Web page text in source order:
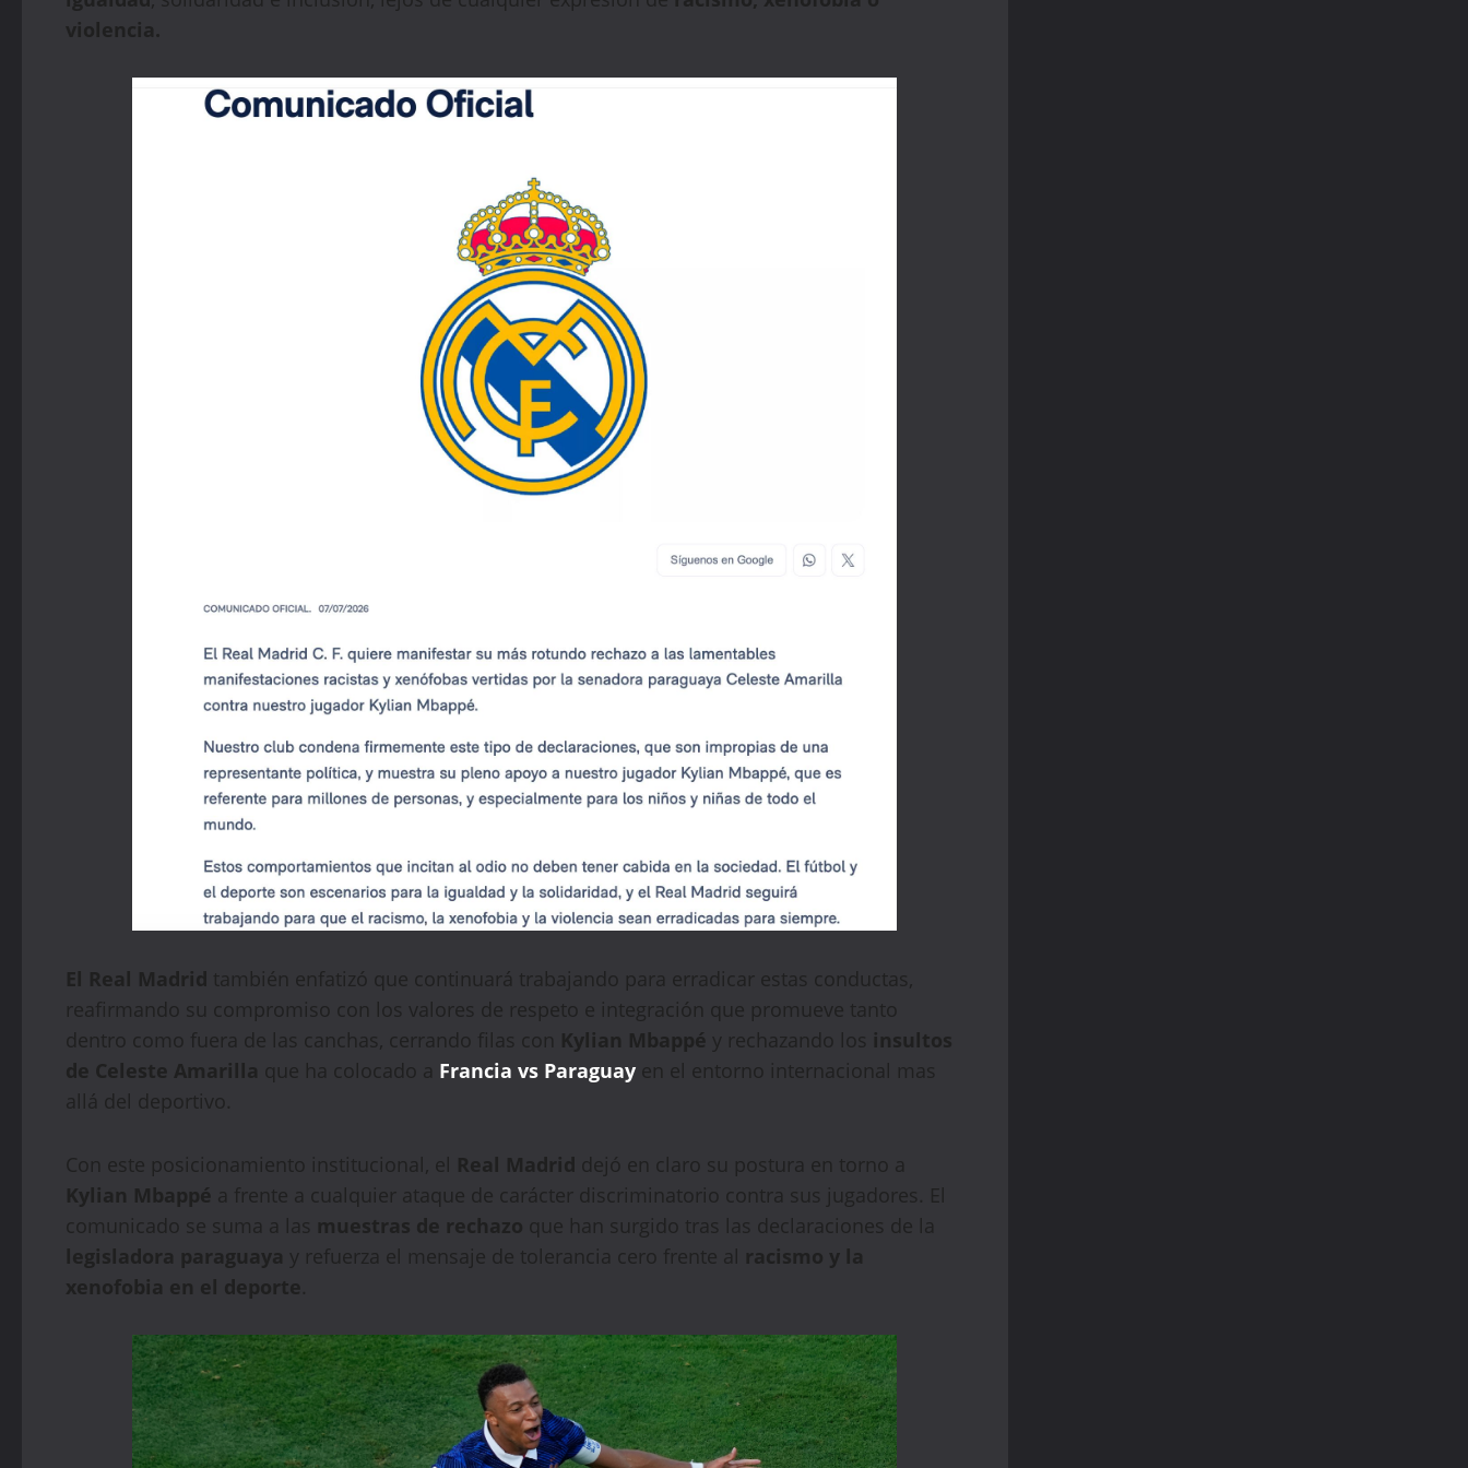
violencia.
El Real Madrid también enfatizó que continuará trabajando para erradicar estas conductas,
reafirmando su compromiso con los valores de respeto e integración que promueve tanto
dentro como fuera de las canchas, cerrando filas con Kylian Mbappé y rechazando los insultos
de Celeste Amarilla que ha colocado a Francia vs Paraguay en el entorno internacional mas
allá del deportivo.
Con este posicionamiento institucional, el Real Madrid dejó en claro su postura en torno a
Kylian Mbappé a frente a cualquier ataque de carácter discriminatorio contra sus jugadores. El
comunicado se suma a las muestras de rechazo que han surgido tras las declaraciones de la
legisladora paraguaya y refuerza el mensaje de tolerancia cero frente al racismo y la
xenofobia en el deporte.
* Offer valid for first-time bookings up to $3,000. Applies to all payment